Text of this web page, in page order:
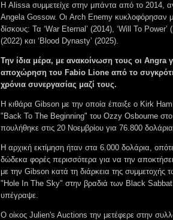
Η Alissa συμμετείχε στην μπάντα από το 2014,
Angela Gossow. Οι Arch Enemy κυκλοφόρησαν
δίσκους: Τα ‘War Eternal’ (2014), ‘Will To Power’
(2022) και ‘Blood Dynasty’ (2025).
Την ίδια μέρα, με ανακοίνωση τους οι Angra
αποχώρηση του Fabio Lione από το
χρόνια συνεργασίας μαζί τους.
H κιθάρα Gibson με την οποία έπαιξε ο Kirk
"Back To The Beginning" του Ozzy Osbourne
πουλήθηκε στις 20 Νοεμβρίου για 76.800
Η αρχική εκτίμηση ήταν στα 6.000 δολάρια,
δώδεκα φορές περισσότερα για να την
με την Gibson κατά τη διάρκεια της συμμετοχής
"Hole In The Sky" στην βραδιά των Black
υπέγραψε.
Ο οίκος Julien's Auctions την μετέφερε στην